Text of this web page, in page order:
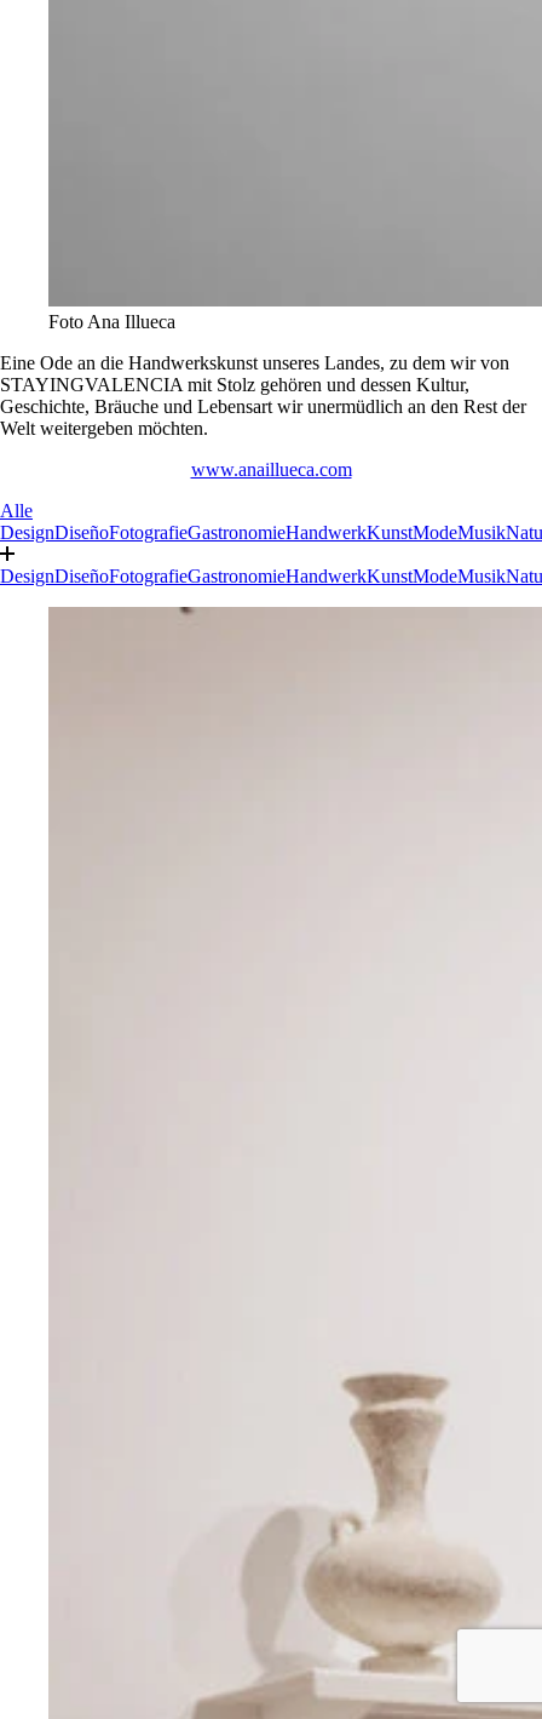
Foto Ana Illueca
Eine Ode an die Handwerkskunst unseres Landes, zu dem wir von
STAYINGVALENCIA mit Stolz gehören und dessen Kultur,
Geschichte, Bräuche und Lebensart wir unermüdlich an den Rest der
Welt weitergeben möchten.
www.anaillueca.com
Alle
DesignDiseñoFotografieGastronomieHandwerkKunstModeMusik
DesignDiseñoFotografieGastronomieHandwerkKunstModeMusik